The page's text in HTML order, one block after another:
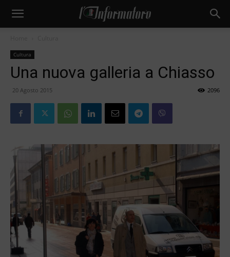
Cultura
Una nuova galleria a Chiasso
20 Agosto 2015 2096